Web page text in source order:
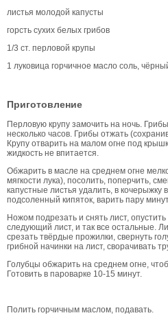
листья молодой капусты
горсть сухих белых грибов
1/3 ст. перловой крупы
1 луковица горчичное масло соль,
Приготовление
Перловую крупу замочить на ночь.
несколько часов. Грибы отжать
Крупу отварить на малом огне под
жидкость не впитается.
Обжарить в масле на среднем огне
мягкости лука), посолить, поперчить,
капустные листья удалить, в кочерыжку
подсоленный кипяток, варить пару
Ножом подрезать и снять лист,
следующий лист, и так все остальные.
срезать твёрдые прожилки, свернуть
грибной начинки на лист, сворачивать
Голубцы обжарить на среднем огне,
Готовить в пароварке 10-15 минут.
Полить горчичным маслом, подавать.